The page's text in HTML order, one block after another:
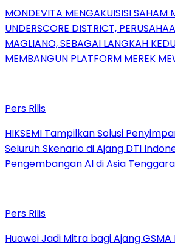
MONDEVITA MENGAKUISISI SAHAM
UNDERSCORE DISTRICT,
MAGLIANO, SEBAGAI LANGKAH
MEMBANGUN PLATFORM MEREK
Pers Rilis
HIKSEMI Tampilkan Solusi
Seluruh Skenario di Ajang DTI
Pengembangan AI di Asia Tenggara
Pers Rilis
Huawei Jadi Mitra bagi Ajang GSMA